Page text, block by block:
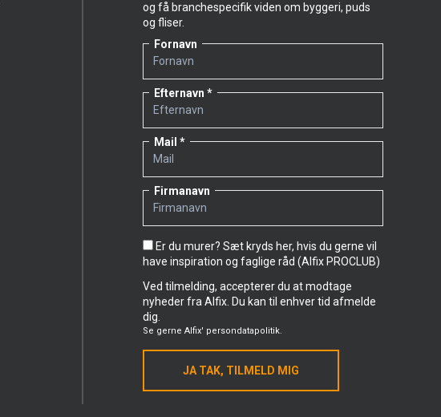
og få branchespecifik viden om byggeri, puds
og fliser.
Fornavn
Efternavn
Mail
Firmanavn
Er du murer? Sæt kryds her, hvis du gerne vil
have inspiration og faglige råd (Alfix PROCLUB)
Ved tilmelding, accepterer du at modtage
nyheder fra Alfix. Du kan til enhver tid afmelde
dig.
Se gerne Alfix' persondatapolitik.
JA TAK, TILMELD MIG